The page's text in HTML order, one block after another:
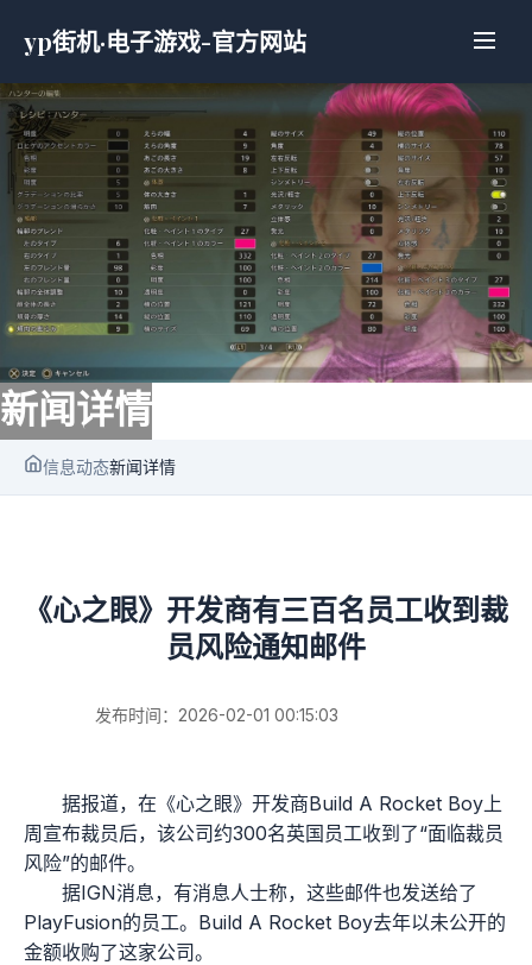
yp街机·电子游戏-官方网站
新闻详情
信息动态新闻详情
《心之眼》开发商有三百名员工收到裁
员风险通知邮件
发布时间：2026-02-01 00:15:03
据报道，在《心之眼》开发商Build A Rocket Boy上
周宣布裁员后，该公司约300名英国员工收到了“面临裁员
风险”的邮件。
据IGN消息，有消息人士称，这些邮件也发送给了
PlayFusion的员工。Build A Rocket Boy去年以未公开的
金额收购了这家公司。